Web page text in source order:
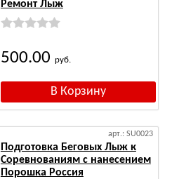
Ремонт Лыж
500.00 руб.
арт.: SU0023
Подготовка Беговых Лыж к
Соревнованиям с нанесением
Порошка Россия